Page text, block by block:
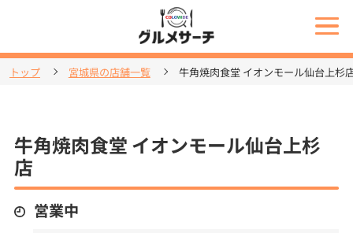
トップ 宮城県の店舗一覧 牛角焼肉食堂 イオンモール仙台上杉
牛角焼肉食堂 イオンモール仙台上杉
店
営業中